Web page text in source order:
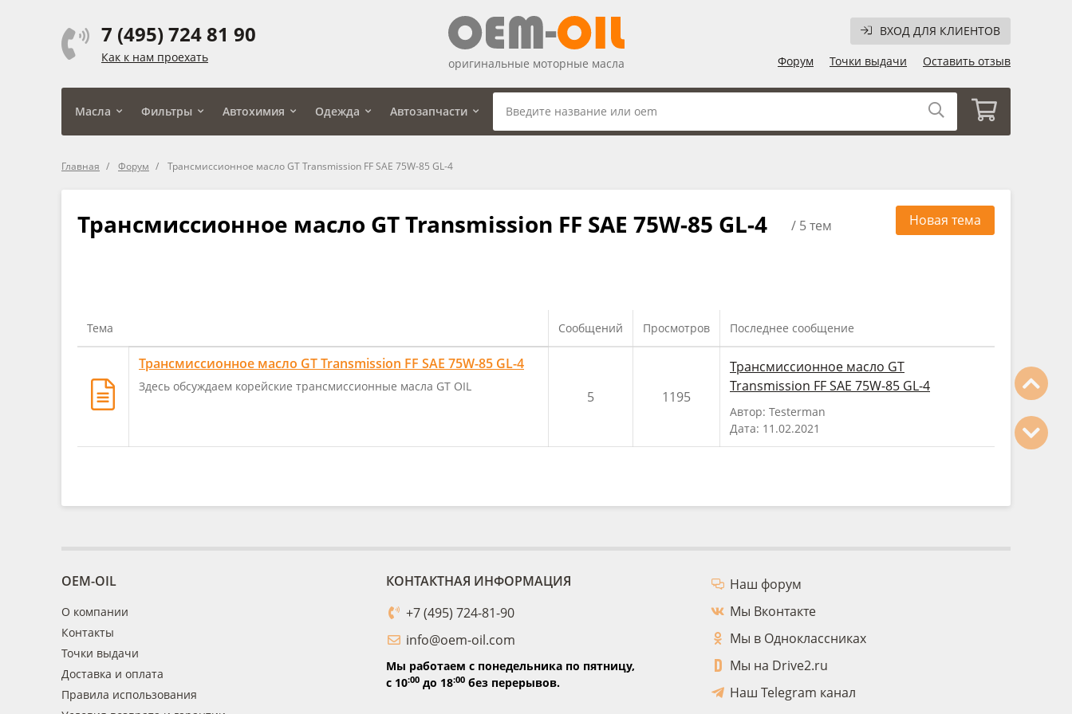
7 (495) 724 81 90
Как к нам проехать
ВХОД ДЛЯ КЛИЕНТОВ
Форум
Точки выдачи Оставить отзыв
оригинальные моторные масла
Масла Фильтры Автохимия Одежда Автозапчасти
Главная Форум Трансмиссионное масло GT Transmission FF SAE 75W-85 GL-4
Трансмиссионное масло GT Transmission FF SAE 75W-85 GL-4 / 5 тем Новая тема
Тема Сообщений Просмотров Последнее сообщение
Трансмиссионное масло GT Transmission FF SAE 75W-85 GL-4
Здесь обсуждаем корейские трансмиссионные масла GT OIL
5 1195
Трансмиссионное масло GT
Transmission FF SAE 75W-85 GL-4
Автор: Testerman
Дата: 11.02.2021
OEM-OIL
О компании
Контакты
Точки выдачи
Доставка и оплата
Правила использования
КОНТАКТНАЯ ИНФОРМАЦИЯ
+7 (495) 724-81-90
info@oem-oil.com
Мы работаем с понедельника по пятницу,
с 10:00до 18:00без перерывов.
Наш форум
Мы Вконтакте
Мы в Одноклассниках
Мы на Drive2.ru
Наш Telegram канал